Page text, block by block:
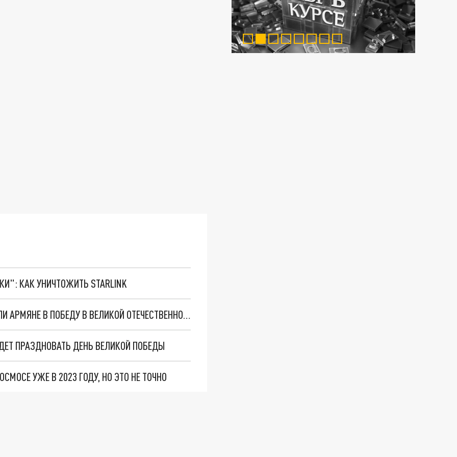
КАК УНИЧТОЖИТЬ STARLINK
ИДТИ ПО ЛЕЗВИЮ НОЖА: КАКОЙ ВКЛАД ВНЕСЛИ АРМЯНЕ В ПОБЕДУ В ВЕЛИКОЙ ОТЕЧЕСТВЕННОЙ ВОЙНЕ
ПРАЗДНОВАТЬ ДЕНЬ ВЕЛИКОЙ ПОБЕДЫ
УЖЕ В 2023 ГОДУ, НО ЭТО НЕ ТОЧНО